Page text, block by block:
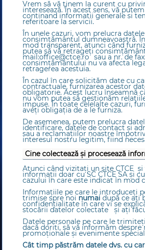
Vrem să vă ținem la curent cu
interesează. În acest sens, vă
continand informatii generale si
referitoare la servicii.
În unele cazuri, vom prelucra
consimțământul dumneavoastră.
mod transparent, atunci când
putea să vă retrageți
mail:office@ctce.ro sau a nr. de
consimţământului nu va afecta
retragerea acestuia.
În cazul în care solicităm date cu
contractuale, furnizarea acestor
obligatorie. Acest lucru înseamnă
nu vom putea să gestionăm
impuse. În toate celelalte cazuri,
aveți obligația de a le furniza.
De asemenea, putem prelucra
identificare, datele de contact și
sau a reclamațiilor noastre
interesul nostru legitim, fiind
Cine colectează și procesează
Atunci când vizitați un site CTCE
informații doar cu SC CTCE SA şi
cazului în care este indicat în mod
Informațiile pe care le introduceți
trimise spre noi numai după ce ați
confidențialitate în care vi se
stocării datelor colectate şi aţi
Datele personale pe care le
dacă doriți, să vă informăm
promoționale și evenimente
Cât timp păstrăm datele dvs. cu